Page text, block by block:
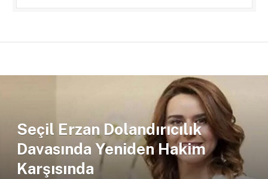
Seçil Erzan Dolandırıcılık
Davasında Yeniden Hakim
Karşısında